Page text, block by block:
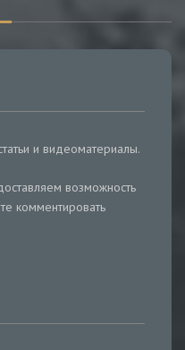
и видеоматериалы.
возможность
комментировать